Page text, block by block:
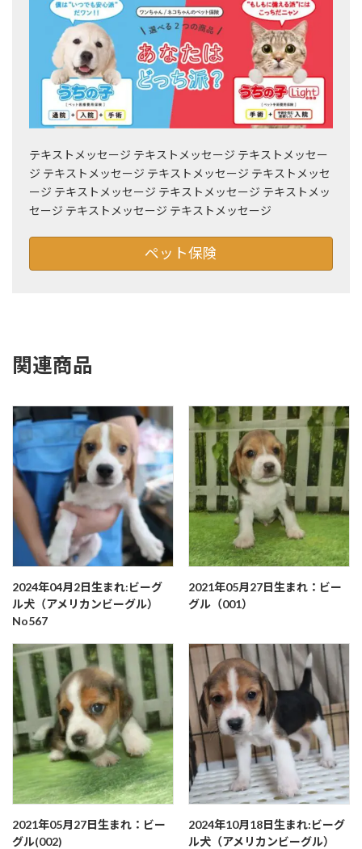
テキストメッセージ テキストメッセージ テキストメッセー
ジ テキストメッセージ テキストメッセージ テキストメッセ
ージ テキストメッセージ テキストメッセージ テキストメッ
セージ テキストメッセージ テキストメッセージ
ペット保険
関連商品
2024年04月2日生まれ:ビーグ
ル犬（アメリカンビーグル）
No567
2021年05月27日生まれ：ビー
グル（001）
2021年05月27日生まれ：ビー
グル(002)
2024年10月18日生まれ:ビーグ
ル犬（アメリカンビーグル）